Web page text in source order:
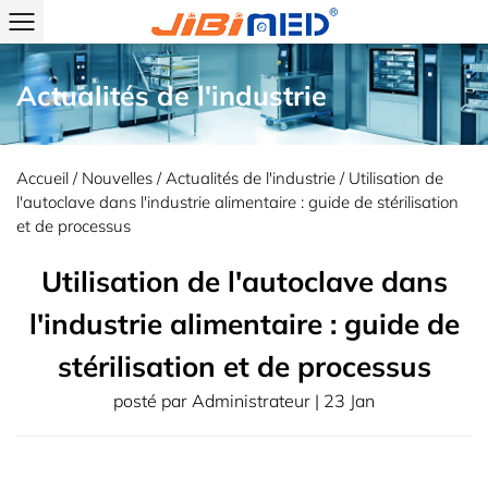
Actualités de l'industrie
Accueil / Nouvelles /Actualités de l'industrie / Utilisation de
l'autoclave dans l'industrie alimentaire : guide de stérilisation
et de processus
Utilisation de l'autoclave dans
l'industrie alimentaire : guide de
stérilisation et de processus
posté par Administrateur | 23 Jan